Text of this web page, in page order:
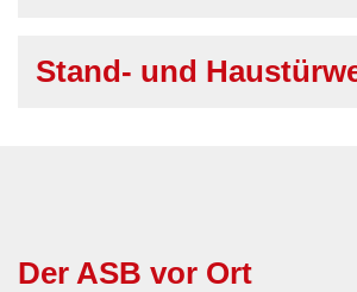
Stand- und
Der ASB vor Ort